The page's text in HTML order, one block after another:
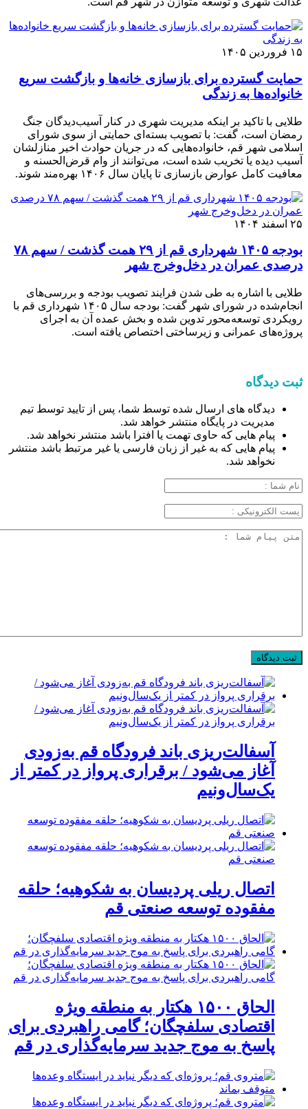
۱۵ فروردین ۱۴۰۵
حمایت گسترده برای بازسازی خانه‌ها و بازگشت سریع
خانواده‌ها به زندگی
طلایی با تاکید بر اینکه مدیریت شهری در کنار آسیب‌دیدگان جنگ
رمضان است، گفت: با تصویب بسته‌ای حمایتی از سوی شورای
اسلامی شهر قم، خانواده‌هایی که در جریان حوادث اخیر منازلشان
آسیب دیده یا تخریب شده است، می‌توانند از وام قرض‌الحسنه و
معافیت کامل عوارض بازسازی تا پایان سال ۱۴۰۶ بهره‌مند شوند.
۲۵ اسفند ۱۴۰۴
بودجه ۱۴۰۵ شهرداری قم از ۲۹ همت گذشت / سهم ۷۸
درصدی عمران در دخل‌وخرج شهر
طلایی با اشاره به طی شدن فرایند تصویب بودجه و بررسی‌های
انجام‌شده در شورای شهر گفت: بودجه سال ۱۴۰۵ شهرداری قم با
رویکردی توسعه‌محور تدوین شده و بخش عمده آن به اجرای
پروژه‌های عمرانی و زیرساختی اختصاص یافته است.
ثبت دیدگاه
دیدگاه های ارسال شده توسط شما، پس از تایید توسط تیم
مدیریت در پایگاه منتشر خواهد شد.
پیام هایی که حاوی تهمت یا افترا باشد منتشر نخواهد شد.
پیام هایی که به غیر از زبان فارسی یا غیر مرتبط باشد منتشر
نخواهد شد.
آسفالت‌ریزی باند فرودگاه قم به‌زودی
آغاز می‌شود / برقراری پرواز در کمتر از
یک‌سال‌ونیم
اتصال ریلی پردیسان به شکوهیه؛ حلقه
مفقوده توسعه صنعتی قم
الحاق ۱۵۰۰ هکتار به منطقه ویژه
اقتصادی سلفچگان؛ گامی راهبردی برای
پاسخ به موج جدید سرمایه‌گذاری در قم